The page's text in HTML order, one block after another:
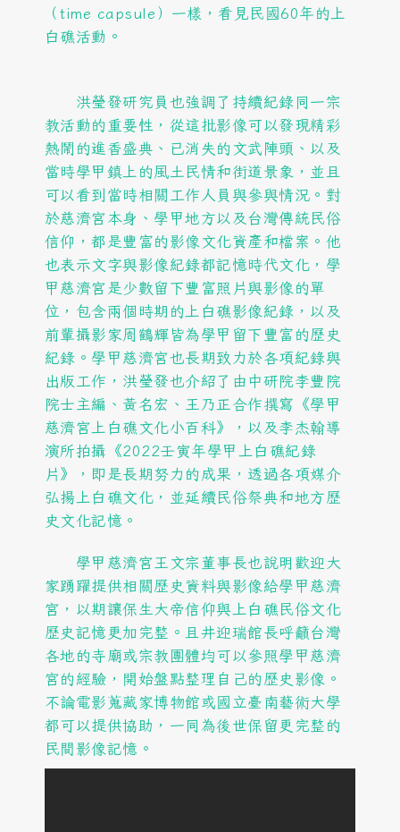
（time capsule）一樣，看見民國60年的上
白礁活動。
洪瑩發研究員也強調了持續紀錄同一宗
教活動的重要性，從這批影像可以發現精彩
熱鬧的進香盛典、已消失的文武陣頭、以及
當時學甲鎮上的風土民情和街道景象，並且
可以看到當時相關工作人員與參與情況。對
於慈濟宮本身、學甲地方以及台灣傳統民俗
信仰，都是豐富的影像文化資產和檔案。他
也表示文字與影像紀錄都記憶時代文化，學
甲慈濟宮是少數留下豐富照片與影像的單
位，包含兩個時期的上白礁影像紀錄，以及
前輩攝影家周鶴輝皆為學甲留下豐富的歷史
紀錄。學甲慈濟宮也長期致力於各項紀錄與
出版工作，洪瑩發也介紹了由中研院李豐院
院士主編、黃名宏、王乃正合作撰寫《學甲
慈濟宮上白礁文化小百科》，以及李杰翰導
演所拍攝《2022壬寅年學甲上白礁紀錄
片》，即是長期努力的成果，透過各項媒介
弘揚上白礁文化，並延續民俗祭典和地方歷
史文化記憶。
學甲慈濟宮王文宗董事長也說明歡迎大
家踴躍提供相關歷史資料與影像給學甲慈濟
宮，以期讓保生大帝信仰與上白礁民俗文化
歷史記憶更加完整。且井迎瑞館長呼籲台灣
各地的寺廟或宗教團體均可以參照學甲慈濟
宮的經驗，開始盤點整理自己的歷史影像。
不論電影蒐藏家博物館或國立臺南藝術大學
都可以提供協助，一同為後世保留更完整的
民間影像記憶。